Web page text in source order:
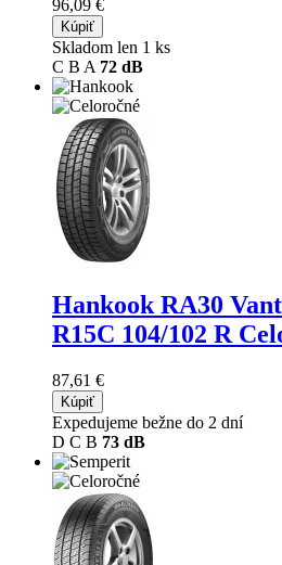
96,09 €
Kúpiť
Skladom len 1 ks
C B A 72 dB
Hankook RA30
R15C 104/102 R
87,61 €
Kúpiť
Expedujeme bežne do 2 dní
D C B 73 dB